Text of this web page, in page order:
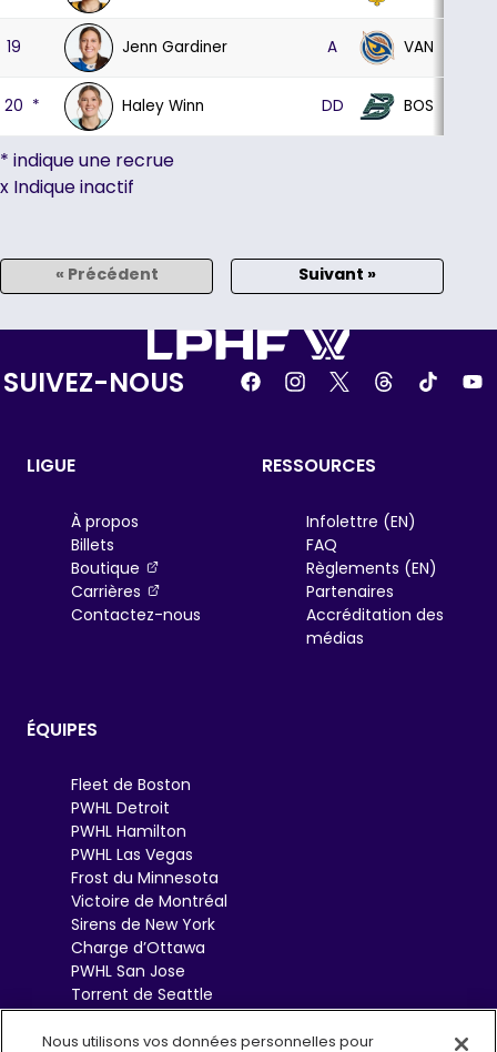
19 Jenn Gardiner A VAN
20 * Haley Winn DD BOS
* indique une recrue
x Indique inactif
« Précédent Suivant »
SUIVEZ-NOUS
LIGUE
À propos
Billets
Boutique
, opens in a new tab
Carrières
, opens in a new tab
Contactez-nous
RESSOURCES
Infolettre (EN)
FAQ
Règlements (EN)
Partenaires
Accréditation des
médias
ÉQUIPES
Fleet de Boston
PWHL Detroit
PWHL Hamilton
PWHL Las Vegas
Frost du Minnesota
Victoire de Montréal
Sirens de New York
Charge d’Ottawa
PWHL San Jose
Torrent de Seattle
Sceptres de Toronto
Goldeneyes de
Nous utilisons vos données personnelles pour